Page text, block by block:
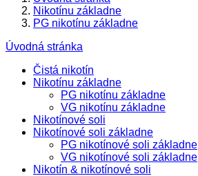
Nikotínu základne
PG nikotínu základne
Úvodná stránka
Čistá nikotín
Nikotínu základne
PG nikotínu základne
VG nikotínu základne
Nikotínové soli
Nikotínové soli základne
PG nikotínové soli základne
VG nikotínové soli základne
Nikotín & nikotínové soli